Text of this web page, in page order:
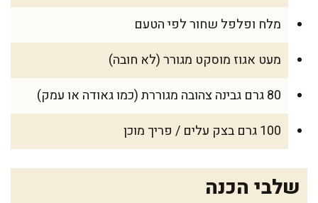
מלח ופלפל שחור לפי הטעם
מעט אגוז מוסקט מגורר (לא חובה)
80 גרם גבינה צהובה מגוררת (כמו גאודה או עמק)
100 גרם בצק עלים / פריך מוכן
שלבי הכנה